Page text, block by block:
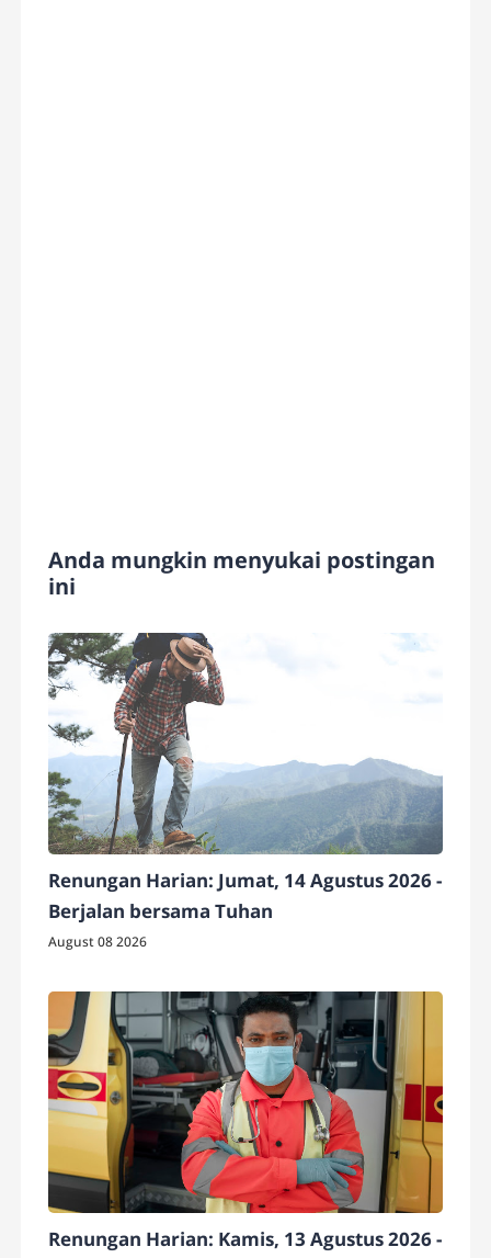
Anda mungkin menyukai postingan
ini
Renungan Harian: Jumat, 14 Agustus 2026 -
Berjalan bersama Tuhan
August 08 2026
Renungan Harian: Kamis, 13 Agustus 2026 -